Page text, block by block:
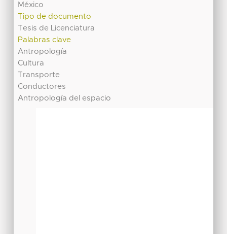
México
Tipo de documento
Tesis de Licenciatura
Palabras clave
Antropología
Cultura
Transporte
Conductores
Antropología del espacio